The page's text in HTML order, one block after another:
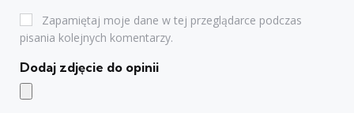
Zapamiętaj moje dane w tej przeglądarce podczas
pisania kolejnych komentarzy.
Dodaj zdjęcie do opinii